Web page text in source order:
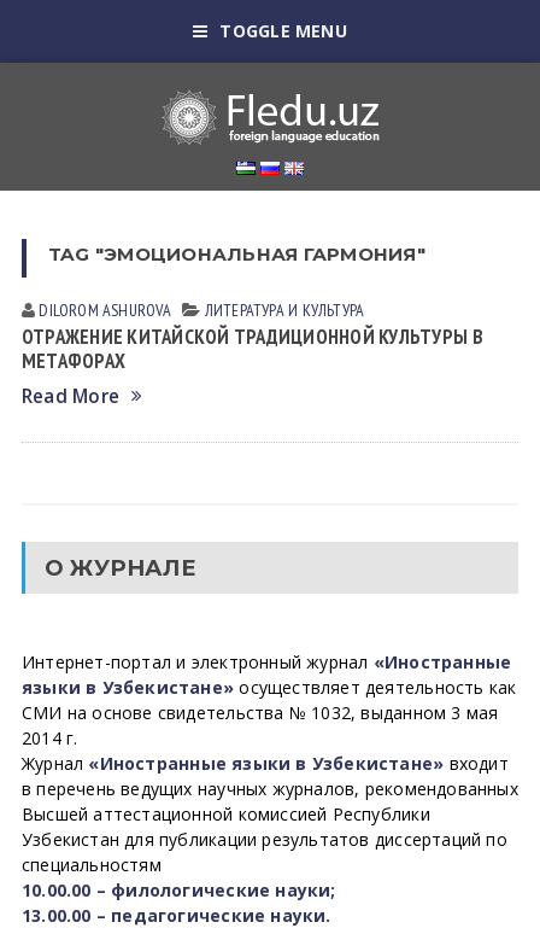
TOGGLE MENU
TAG "ЭМОЦИОНАЛЬНАЯ ГАРМОНИЯ"
DILOROM ASHUROVA ЛИТЕРАТУРА И КУЛЬТУРА
ОТРАЖЕНИЕ КИТАЙСКОЙ ТРАДИЦИОННОЙ КУЛЬТУРЫ В
МЕТАФОРАХ
Read More
О ЖУРНАЛЕ
Интернет-портал и электронный журнал «Иностранные
языки в Узбекистане» осуществляет деятельность как
СМИ на основе свидетельства № 1032, выданном 3 мая
2014 г.
Журнал «Иностранные языки в Узбекистане» входит
в перечень ведущих научных журналов, рекомендованных
Высшей аттестационной комиссией Республики
Узбекистан для публикации результатов диссертаций по
специальностям
10.00.00 – филологические науки;
13.00.00 – педагогические науки.